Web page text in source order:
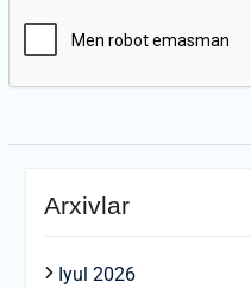
Arxivlar
Iyul 2026